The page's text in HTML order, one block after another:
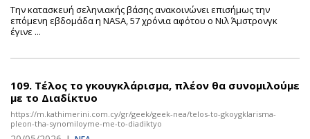
Την κατασκευή σεληνιακής βάσης ανακοινώνει επισήμως την
επόμενη εβδομάδα η NASA, 57 χρόνια αφότου ο Νιλ Άμστρονγκ
έγινε ...
109. Τέλος το γκουγκλάρισμα, πλέον θα συνομιλούμε
με το Διαδίκτυο
https://m.kathimerini.com.cy/gr/geek/geek-nea/telos-to-gkoygklarisma-
pleon-tha-synomiloyme-me-to-diadiktyo